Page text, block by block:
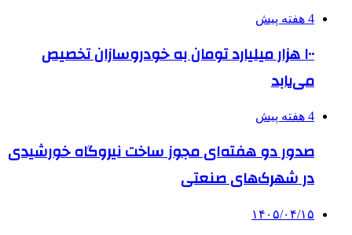
4 هفته پیش
۱۰۰ هزار میلیارد تومان به خودروسازان تخصیص
می‌یابد
4 هفته پیش
صدور دو هفته‌ای مجوز ساخت نیروگاه خورشیدی
در شهرک‌های صنعتی
۱۴۰۵/۰۴/۱۵